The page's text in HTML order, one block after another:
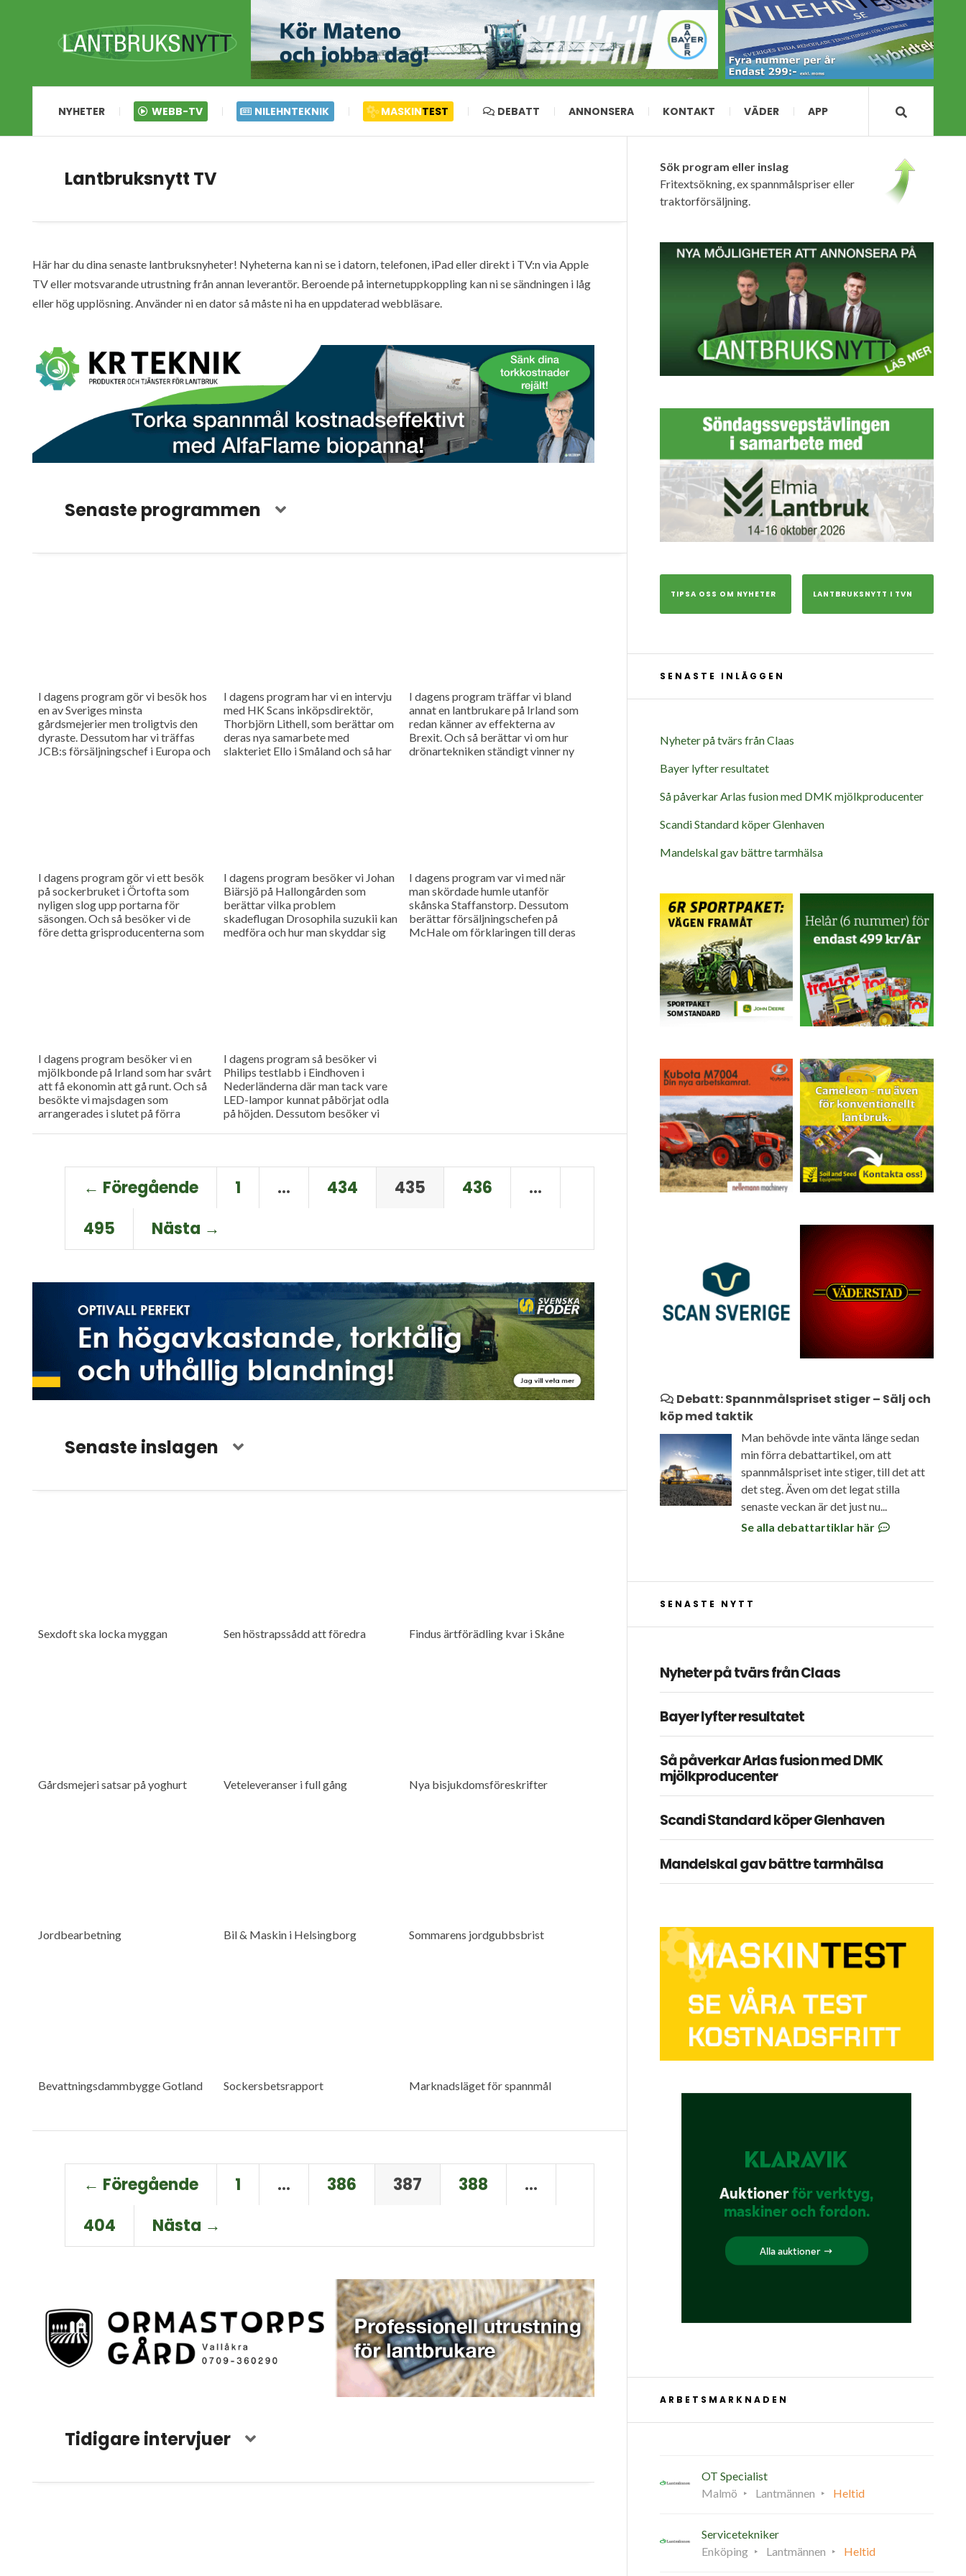
NYHETER WEBB-TV NILEHNTEKNIK MASKINTEST DEBATT ANNONSERA KONTAKT VÄDER APP
Lantbruksnytt TV
Här har du dina senaste lantbruksnyheter! Nyheterna kan ni se i datorn, telefonen, iPad eller direkt i TV:n via Apple
TV eller motsvarande utrustning från annan leverantör. Beroende på internetuppkoppling kan ni se sändningen i låg
eller hög upplösning. Använder ni en dator så måste ni ha en uppdaterad webbläsare.
Senaste programmen
I dagens program gör vi besök hos
en av Sveriges minsta
gårdsmejerier men troligtvis den
dyraste. Dessutom har vi träffas
JCB:s försäljningschef i Europa och
I dagens program har vi en intervju
med HK Scans inköpsdirektör,
Thorbjörn Lithell, som berättar om
deras nya samarbete med
slakteriet Ello i Småland och så har
I dagens program träffar vi bland
annat en lantbrukare på Irland som
redan känner av effekterna av
Brexit. Och så berättar vi om hur
drönartekniken ständigt vinner ny
I dagens program gör vi ett besök
på sockerbruket i Örtofta som
nyligen slog upp portarna för
säsongen. Och så besöker vi de
före detta grisproducenterna som
I dagens program besöker vi Johan
Biärsjö på Hallongården som
berättar vilka problem
skadeflugan Drosophila suzukii kan
medföra och hur man skyddar sig
I dagens program var vi med när
man skördade humle utanför
skånska Staffanstorp. Dessutom
berättar försäljningschefen på
McHale om förklaringen till deras
I dagens program besöker vi en
mjölkbonde på Irland som har svårt
att få ekonomin att gå runt. Och så
besökte vi majsdagen som
arrangerades i slutet på förra
I dagens program så besöker vi
Philips testlabb i Eindhoven i
Nederländerna där man tack vare
LED-lampor kunnat påbörjat odla
på höjden. Dessutom besöker vi
← Föregående 1 … 434 435 436
…
495
Nästa →
Senaste inslagen
Sexdoft ska locka myggan Sen höstrapssådd att föredra Findus ärtförädling kvar i Skåne
Gårdsmejeri satsar på yoghurt Veteleveranser i full gång Nya bisjukdomsföreskrifter
Jordbearbetning Bil & Maskin i Helsingborg Sommarens jordgubbsbrist
Bevattningsdammbygge Gotland Sockersbetsrapport Marknadsläget för spannmål
← Föregående 1 … 386 387 388
…
404
Nästa →
Tidigare intervjuer
Sök program eller inslag
Fritextsökning, ex spannmålspriser eller
traktorförsäljning.
TIPSA OSS OM NYHETER LANTBRUKSNYTT I TVN
SENASTE INLÄGGEN
Nyheter på tvärs från Claas
Bayer lyfter resultatet
Så påverkar Arlas fusion med DMK mjölkproducenter
Scandi Standard köper Glenhaven
Mandelskal gav bättre tarmhälsa
Debatt: Spannmålspriset stiger – Sälj och
köp med taktik
Man behövde inte vänta länge sedan
min förra debattartikel, om att
spannmålspriset inte stiger, till det att
det steg. Även om det legat stilla
senaste veckan är det just nu...
Se alla debattartiklar här
SENASTE NYTT
Nyheter på tvärs från Claas
Bayer lyfter resultatet
Så påverkar Arlas fusion med DMK
mjölkproducenter
Scandi Standard köper Glenhaven
Mandelskal gav bättre tarmhälsa
ARBETSMARKNADEN
OT Specialist
Malmö
Lantmännen Heltid
Servicetekniker
Enköping
Lantmännen Heltid